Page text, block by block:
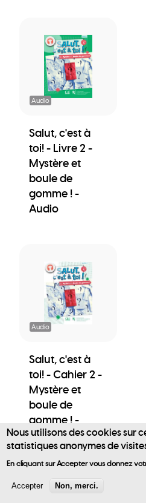
User
account
Audio
Salut, c'est à
toi! - Livre 2 -
Mystère et
boule de
gomme ! -
Audio
Audio
Salut, c'est à
toi! - Cahier 2 -
Mystère et
boule de
gomme ! -
Audio
Nous utilisons des cookies sur
statistiques anonymes de
En cliquant sur Accepter vous donnez
Accepter Non, merci.